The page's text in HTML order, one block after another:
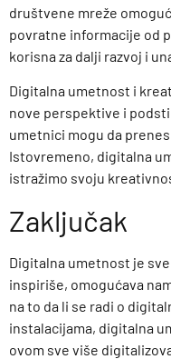
društvene mreže
povratne informacije od
korisna za dalji razvoj i
Digitalna umetnost i
nove perspektive i
umetnici mogu da
Istovremeno, digitalna
istražimo svoju
Zaključak
Digitalna umetnost je
inspiriše, omogućava
na to da li se radi o
instalacijama, digitalna
ovom sve više